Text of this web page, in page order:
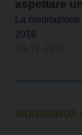
aspettare
La
2016
MONSIGNOR